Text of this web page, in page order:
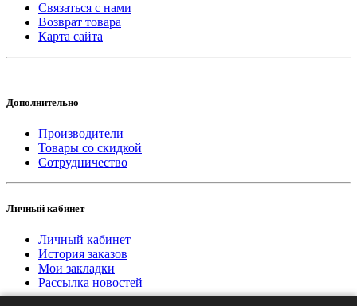
Связаться с нами
Возврат товара
Карта сайта
Дополнительно
Производители
Товары со скидкой
Сотрудничество
Личный кабинет
Личный кабинет
История заказов
Мои закладки
Рассылка новостей